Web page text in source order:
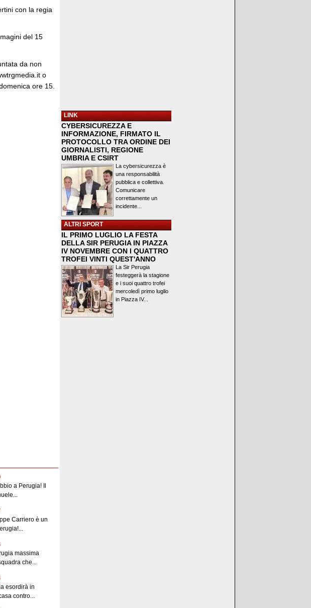
con la regia
del 15
da non
o
ore 15.
a Perugia! Il
Carriero è un
massima
che...
esordirà in
contro...
LINK
CYBERSICUREZZA E
INFORMAZIONE, FIRMATO IL
PROTOCOLLO TRA ORDINE DEI
GIORNALISTI, REGIONE
UMBRIA E CSIRT
La cybersicurezza è
una responsabilità
pubblica e collettiva.
Comunicare
correttamente un
incidente...
ALTRI SPORT
IL PRIMO LUGLIO LA FESTA
DELLA SIR PERUGIA IN PIAZZA
IV NOVEMBRE CON I QUATTRO
TROFEI VINTI QUEST'ANNO
La Sir Perugia
festeggerà la stagione
e i suoi quattro trofei
mercoledì primo luglio
in Piazza IV...